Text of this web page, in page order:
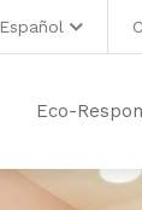
Español
Eco-